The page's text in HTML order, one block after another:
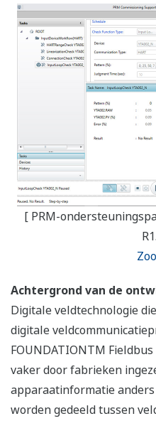
[ PRM-
Achtergrond van de
Digitale veldtechnologie
digitale
FOUNDATIONTM
vaker door fabrieken
apparaatinformatie
worden gedeeld tussen